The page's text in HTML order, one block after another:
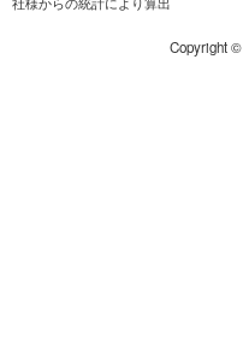
Copyright ©